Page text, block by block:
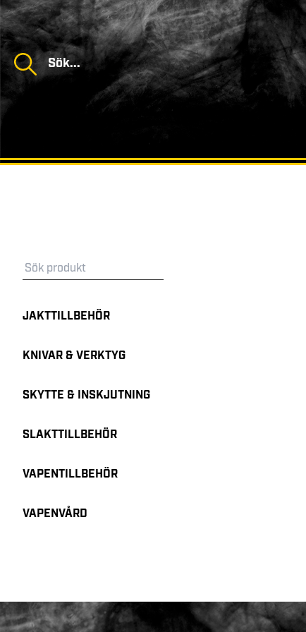
JAKTTILLBEHÖR
KNIVAR & VERKTYG
SKYTTE & INSKJUTNING
SLAKTTILLBEHÖR
VAPENTILLBEHÖR
VAPENVÅRD